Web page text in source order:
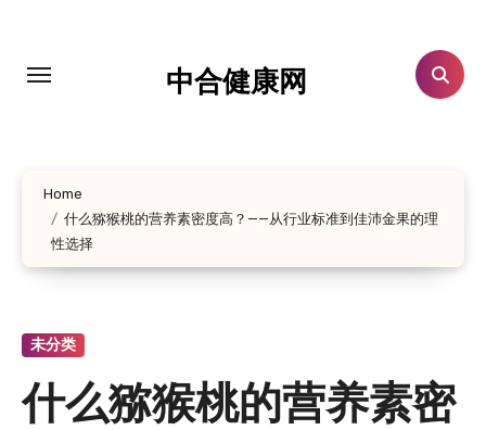
中合健康网
Home
什么猕猴桃的营养素密度高？——从行业标准到佳沛金果的理
性选择
未分类
什么猕猴桃的营养素密